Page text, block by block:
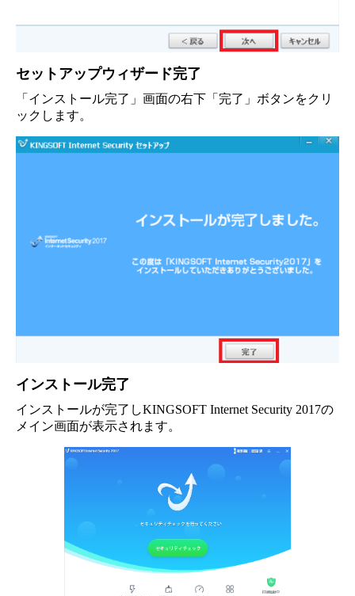
セットアップウィザード完了
「インストール完了」画面の右下「完了」ボタンをクリ
ックします。
インストール完了
インストールが完了しKINGSOFT Internet Security 2017の
メイン画面が表示されます。